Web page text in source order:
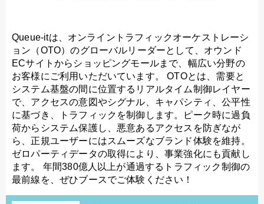
Queue-itは、オンライントラフィックオーケストレーシ
ョン（OTO）のグローバルリーダーとして、オウンド
ECサイトからショッピングモールまで、幅広い分野の
お客様にご利用いただいています。 OTOとは、需要と
システム基盤の間に位置するリアルタイム制御レイヤー
で、アクセスの意図やシグナル、キャパシティ、公平性
に基づき、トラフィックを制御します。ピーク時に過負
荷からシステム保護し、悪意あるアクセスを防ぎなが
ら、正規ユーザーにはスムーズなブランド体験を維持。
ゼロパーティデータの取得により、事業強化にも貢献し
ます。 年間380億人以上が通過するトラフィック制御の
最前線を、ぜひブースでご体験ください！